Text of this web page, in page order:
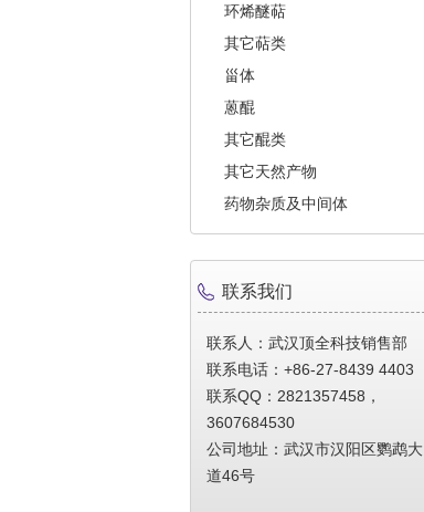
环烯醚萜
其它萜类
甾体
蒽醌
其它醌类
其它天然产物
药物杂质及中间体
联系我们
联系人：武汉顶全科技销售部
联系电话：+86-27-8439 4403
联系QQ：2821357458，
3607684530
公司地址：武汉市汉阳区鹦鹉大
道46号